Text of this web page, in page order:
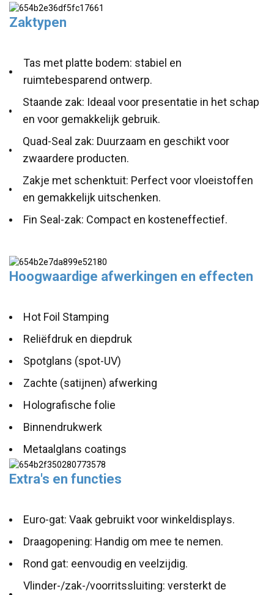
Zaktypen
Tas met platte bodem: stabiel en
ruimtebesparend ontwerp.
Staande zak: Ideaal voor presentatie in het schap
en voor gemakkelijk gebruik.
Quad-Seal zak: Duurzaam en geschikt voor
zwaardere producten.
Zakje met schenktuit: Perfect voor vloeistoffen
en gemakkelijk uitschenken.
Fin Seal-zak: Compact en kosteneffectief.
Hoogwaardige afwerkingen en effecten
Hot Foil Stamping
Reliëfdruk en diepdruk
Spotglans (spot-UV)
Zachte (satijnen) afwerking
Holografische folie
Binnendrukwerk
Metaalglans coatings
Extra's en functies
Euro-gat: Vaak gebruikt voor winkeldisplays.
Draagopening: Handig om mee te nemen.
Rond gat: eenvoudig en veelzijdig.
Vlinder-/zak-/voorritssluiting: versterkt de